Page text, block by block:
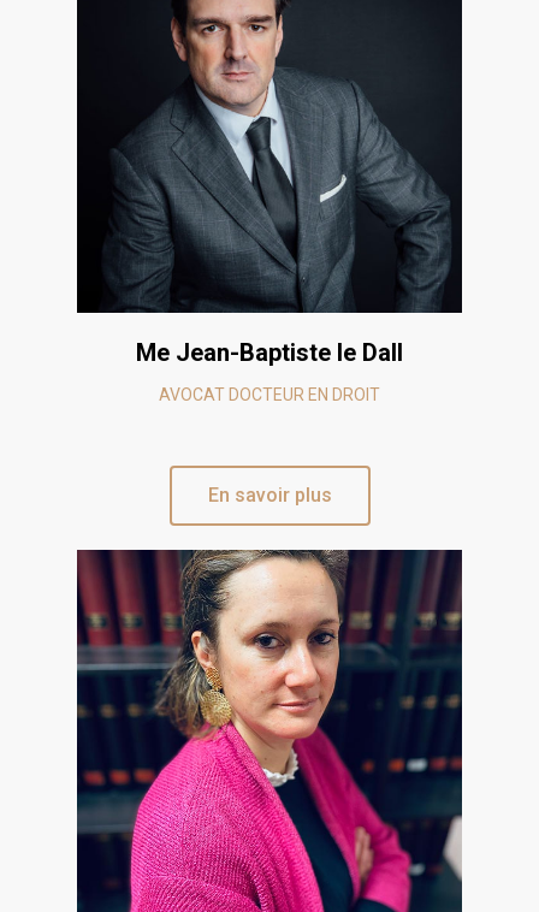
Me Jean-Baptiste le Dall
AVOCAT DOCTEUR EN DROIT
En savoir plus